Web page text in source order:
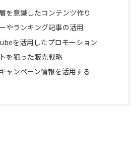
を意識したコンテンツ作り
やランキング記事の活用
を活用したプロモーション
を狙った販売戦略
ャンペーン情報を活用する